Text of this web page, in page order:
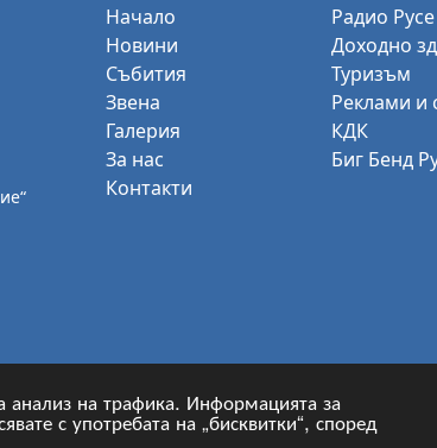
анализ на трафика. Информацията за
с употребата на „бисквитки“, според
Начало
Новини
Събития
Звена
Галерия
За нас
Контакти
Радио Русе
Доходно
Туризъм
Реклами и
КДК
Биг Бенд
: Гейт.БГ ЕООД